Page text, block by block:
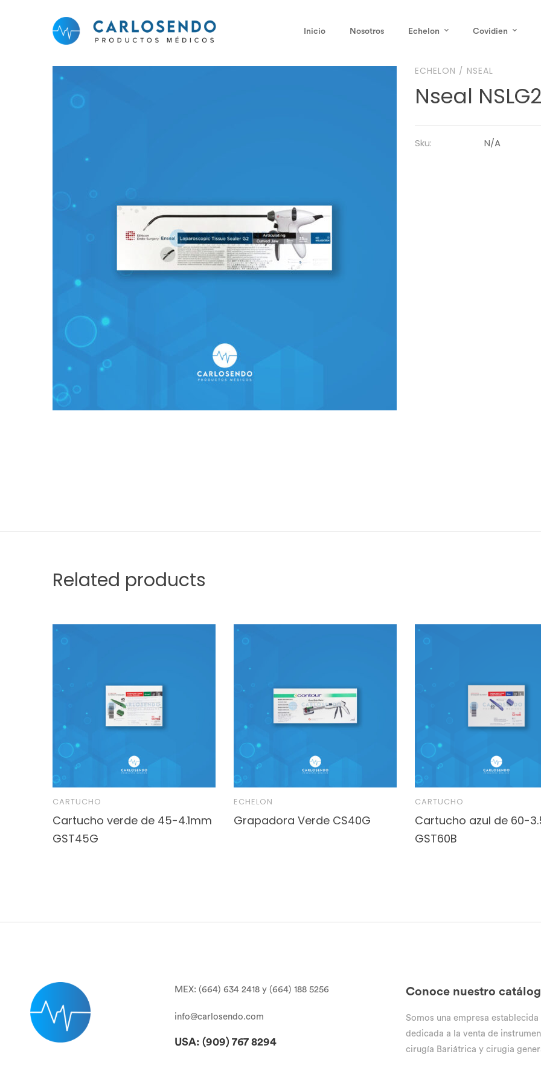
Inicio Nosotros Echelon Covidien
ECHELON / NSEAL
Nseal
Sku: N/A
Related products
CARTUCHO
Cartucho verde de 45-4.1mm
GST45G
ECHELON
Grapadora Verde CS40G
CARTUCHO
Cartucho azul de 60-
GST60B
MEX: (664) 634 2418 y (664) 188 5256
info@carlosendo.com
USA: (909)767 8294
Conoce nuestro
Somos una empresa
dedicada a la venta de
cirugía Bariátrica y cirugia